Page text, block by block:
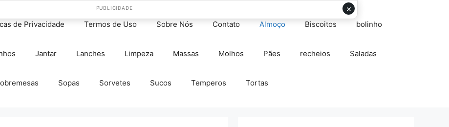
de Privacidade Termos de Uso Sobre Nós Contato Almoço Biscoitos bolinho
Jantar Lanches Limpeza Massas Molhos Pães recheios Saladas
Sopas Sorvetes Sucos Temperos Tortas
×
PUBLICIDADE